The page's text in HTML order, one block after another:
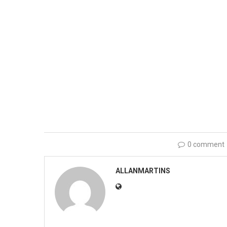
0 comment
ALLANMARTINS